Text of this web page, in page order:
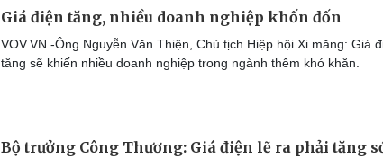
Giá điện tăng, nhiều doanh nghiệp khốn đốn
VOV.VN -Ông Nguyễn Văn Thiện, Chủ tịch Hiệp hội Xi măng: Giá
tăng sẽ khiến nhiều doanh nghiệp trong ngành thêm khó khăn.
Bộ trưởng Công Thương: Giá điện lẽ ra phải tăng